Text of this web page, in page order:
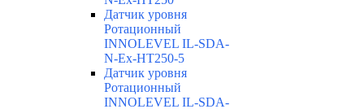
Датчик уровня
Ротационный
INNOLEVEL IL-SDA-
N-Ex-HT250-5
Датчик уровня
Ротационный
INNOLEVEL IL-SDA-